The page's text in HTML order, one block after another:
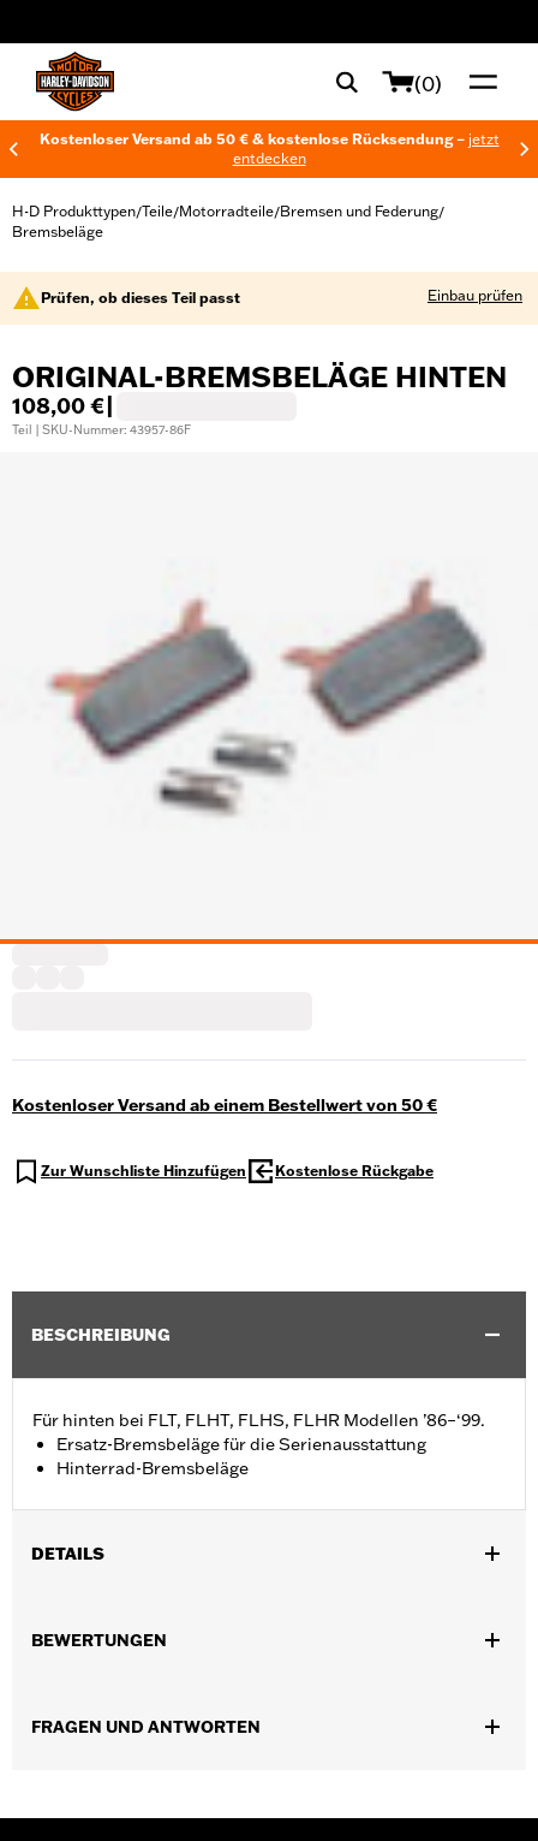
(0)
Kostenloser Versand ab 50 € & kostenlose Rücksendung – jetzt
entdecken
H-D Produkttypen/Teile/Motorradteile/Bremsen und Federung/
Bremsbeläge
Prüfen, ob dieses Teil passt Einbau prüfen
ORIGINAL-BREMSBELÄGE HINTEN
108,00 €
Teil | SKU-Nummer: 43957-86F
Kostenloser Versand ab einem Bestellwert von 50 €
Zur Wunschliste Hinzufügen Kostenlose Rückgabe
BESCHREIBUNG
Für hinten bei FLT, FLHT, FLHS, FLHR Modellen ’86–‘99.
Ersatz-Bremsbeläge für die Serienausstattung
Hinterrad-Bremsbeläge
DETAILS
Installationsanleitung
In der Box: Ein Satz Bremsbeläge
BEWERTUNGEN
FRAGEN UND ANTWORTEN